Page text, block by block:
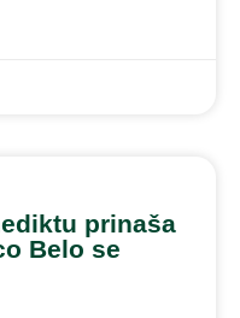
prinaša
Belo se